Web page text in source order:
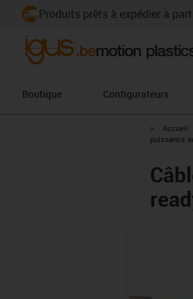
Produits prêts à expédier à
Boutique Configurateurs
igus-icon-
Accueil
puissance